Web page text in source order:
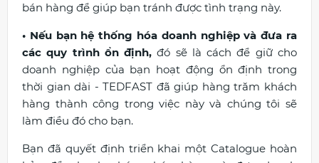
bán hàng để giúp bạn tránh được tình trạng này.
• Nếu bạn hệ thống hóa doanh nghiệp và đưa ra
các quy trình ổn định,đó sẽ là cách để giữ cho
doanh nghiệp của bạn hoạt động ổn định trong
thời gian dài - TEDFAST đã giúp hàng trăm khách
hàng thành công trong việc này và chúng tôi sẽ
làm điều đó cho bạn.
Bạn đã quyết định triển khai một Catalogue hoàn